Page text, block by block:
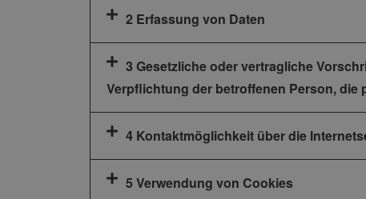
2 Erfassung von Daten
3 Gesetzliche oder vertragliche
Verpflichtung der betroffenen Person,
4 Kontaktmöglichkeit über die
5 Verwendung von Cookies